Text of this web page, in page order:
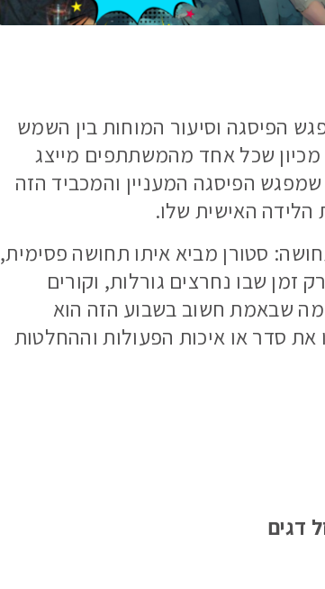
הפיסגה וסיעור המוחות בין השמש
במזל דגים. אולם מכיון שכל אחד מהמשתתפים מייצג
הפיסגה המעניין והמכביד הזה
הלידה האישית שלו.
סטורן מביא איתו תחושה פסימית,
זמן שבו נחרצים גורלות, וקורים
שבאמת חשוב בשבוע הזה הוא
סדר או איכות הפעולות וההחלטות
דגים